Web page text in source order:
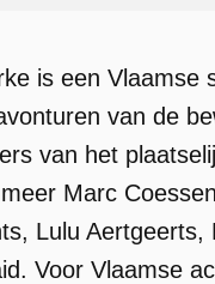
is een Vlaamse
van de
van het
Marc
Lulu
Voor Vlaamse